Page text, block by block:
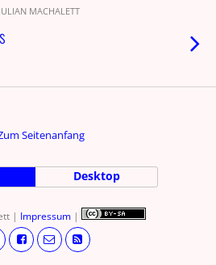
MACHALETT
Seitenanfang
Desktop
| Impressum |